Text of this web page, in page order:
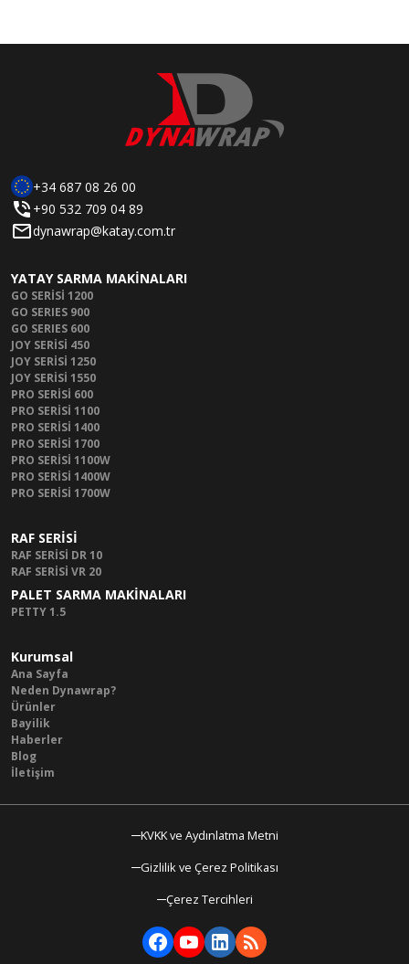
+34 687 08 26 00
+90 532 709 04 89
dynawrap@katay.com.tr
YATAY SARMA MAKİNALARI
GO SERİSİ 1200
GO SERIES 900
GO SERIES 600
JOY SERİSİ 450
JOY SERİSİ 1250
JOY SERİSİ 1550
PRO SERİSİ 600
PRO SERİSİ 1100
PRO SERİSİ 1400
PRO SERİSİ 1700
PRO SERİSİ 1100W
PRO SERİSİ 1400W
PRO SERİSİ 1700W
RAF SERİSİ
RAF SERİSİ DR 10
RAF SERİSİ VR 20
PALET SARMA MAKİNALARI
PETTY 1.5
Kurumsal
Ana Sayfa
Neden Dynawrap?
Ürünler
Bayilik
Haberler
Blog
İletişim
KVKK ve Aydınlatma Metni
Gizlilik ve Çerez Politikası
Çerez Tercihleri